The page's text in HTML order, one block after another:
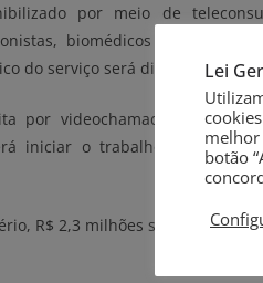
por meio de
biomédicos e
do serviço será divulgado em
por videochamada. Após o
iniciar o trabalho para tratar
R$ 2,3 milhões serão
Lei
melhor
botão